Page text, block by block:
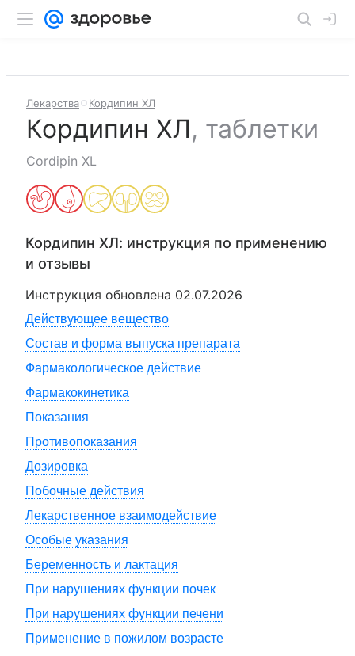
Лекарства Кордипин ХЛ
Кордипин ХЛ, таблетки
Cordipin XL
Кордипин ХЛ: инструкция по применению
и отзывы
Инструкция обновлена 02.07.2026
Действующее вещество
Состав и форма выпуска препарата
Фармакологическое действие
Фармакокинетика
Показания
Противопоказания
Дозировка
Побочные действия
Лекарственное взаимодействие
Особые указания
Беременность и лактация
При нарушениях функции почек
При нарушениях функции печени
Применение в пожилом возрасте